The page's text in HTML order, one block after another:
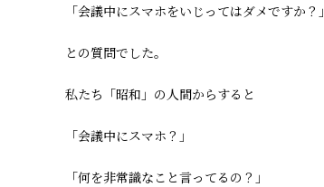
「会議中にスマホをいじってはダメですか？」
との質問でした。
私たち「昭和」の人間からすると
「会議中にスマホ？」
「何を非常識なこと言ってるの？」